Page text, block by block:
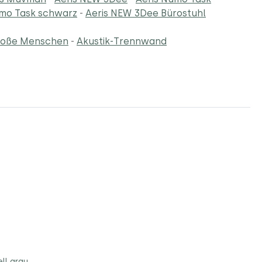
Task schwarz - Aeris NEW 3Dee Bürostuhl
Menschen - Akustik-Trennwand